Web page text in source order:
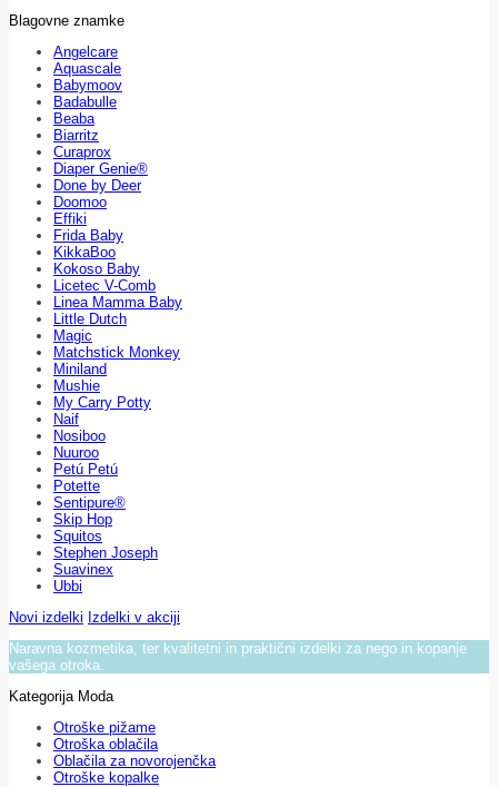
Blagovne znamke
Angelcare
Aquascale
Babymoov
Badabulle
Beaba
Biarritz
Curaprox
Diaper Genie®
Done by Deer
Doomoo
Effiki
Frida Baby
KikkaBoo
Kokoso Baby
Licetec V-Comb
Linea Mamma Baby
Little Dutch
Magic
Matchstick Monkey
Miniland
Mushie
My Carry Potty
Naif
Nosiboo
Nuuroo
Petú Petú
Potette
Sentipure®
Skip Hop
Squitos
Stephen Joseph
Suavinex
Ubbi
Novi izdelki Izdelki v akciji
Naravna kozmetika, ter kvalitetni in praktični izdelki za nego in kopanje
vašega otroka.
Kategorija Moda
Otroške pižame
Otroška oblačila
Oblačila za novorojenčka
Otroške kopalke